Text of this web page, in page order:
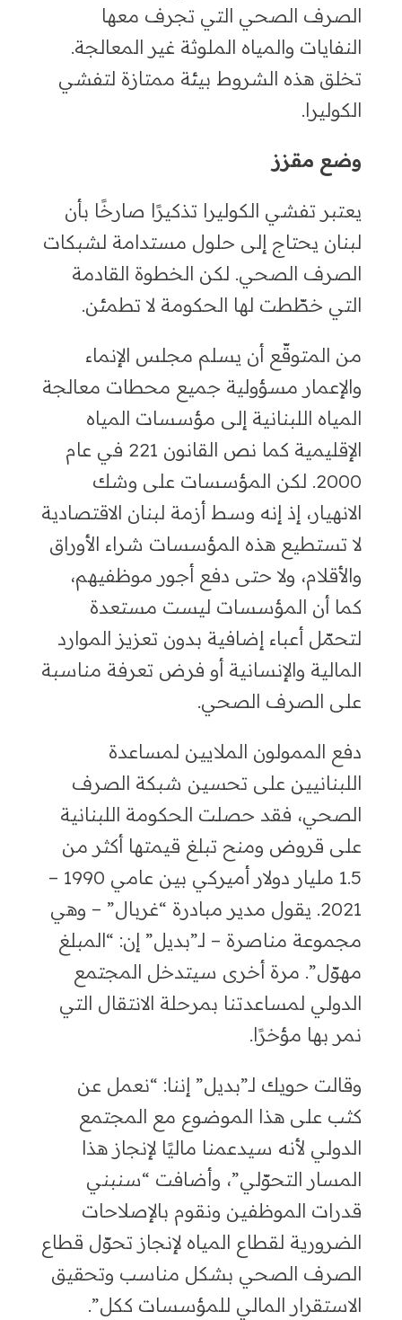
الصرف الصحي التي تجرف معها
النفايات والمياه الملوثة غير المعالجة.
تخلق هذه الشروط بيئة ممتازة لتفشي
الكوليرا.
وضع مقزز
يعتبر تفشي الكوليرا تذكيرًا صارخًا بأن
لبنان يحتاج إلى حلول مستدامة لشبكات
الصرف الصحي. لكن الخطوة القادمة
التي خطّطت لها الحكومة لا تطمئن.
من المتوقّع أن يسلم مجلس الإنماء
والإعمار مسؤولية جميع محطات معالجة
المياه اللبنانية إلى مؤسسات المياه
الإقليمية كما نص القانون 221 في عام
2000. لكن المؤسسات على وشك
الانهيار، إذ إنه وسط أزمة لبنان الاقتصادية
لا تستطيع هذه المؤسسات شراء الأوراق
والأقلام،ولا حتى دفع أجور موظفيهم،
كما أن المؤسسات ليست مستعدة
لتحمّل أعباء إضافية بدون تعزيز الموارد
المالية والإنسانية أو فرض تعرفة مناسبة
على الصرف الصحي.
دفع الممولون الملايين لمساعدة
اللبنانيين على تحسين شبكة الصرف
الصحي ،فقد حصلت الحكومة اللبنانية
على قروض ومنح تبلغ قيمتها أكثر من
1.5 مليار دولار أميركي بين عامي
1990 –
2021. يقول مدير مبادرة “غربال”–وهي
مجموعة مناصرة–لـ”بديل” إن: “المبلغ
مهوّل”. مرة أخرى سيتدخل المجتمع
الدولي لمساعدتنا بمرحلة الانتقال التي
نمر بها مؤخرًا.
وقالت حويك لـ”بديل” إننا: “ نعمل عن
كثب على هذا الموضوع مع المجتمع
الدولي لأنه سيدعمنا ماليًا لإنجاز هذا
المسار
التحوّلي”، وأضافت “سنبني
قدرات الموظفين ونقوم بالإصلاحات
الضرورية لقطاع المياه لإنجاز تحوّل قطاع
الصرف الصحي بشكل مناسب وتحقيق
الاستقرار المالي للمؤسسات ككل”.